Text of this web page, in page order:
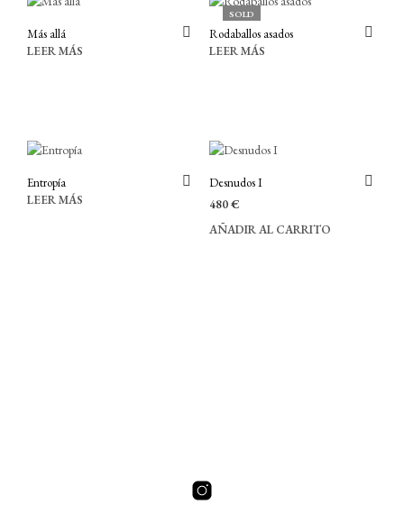
Más allá
LEER MÁS
SOLD
Rodaballos asados
LEER MÁS
Entropía
LEER MÁS
Desnudos I
480€
AÑADIR AL CARRITO